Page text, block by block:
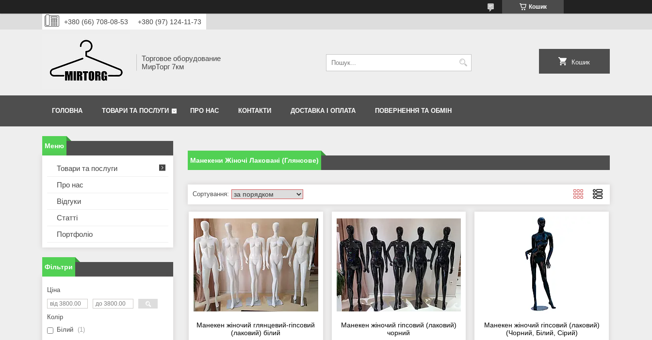
Кошик
+380 (66) 708-08-53 +380 (97) 124-11-73
Торговое оборудование
МирТорг 7км
Кошик
ГОЛОВНА ТОВАРИ ТА ПОСЛУГИ ПРО НАС КОНТАКТИ ДОСТАВКА І ОПЛАТА ПОВЕРНЕННЯ ТА ОБМІН
Манекени Жіночі Лаковані (Глянсове)
Манекен жіночий глянцевий-гіпсовий
(лаковий) білий
Манекен жіночий гіпсовий (лаковий)
чорний
Манекен жіночий гіпсовий (лаковий)
(Чорний, Білий, Сірий)
Товари та послуги
Про нас
Відгуки
Статті
Портфоліо
Фільтри
Ціна
Колір
Білий
1